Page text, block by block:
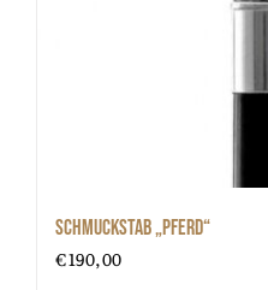
Schmuckstab „Pferd“
€190,00